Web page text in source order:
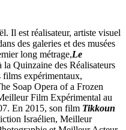
Il est réalisateur, artiste visuel
des galeries et des musées
long métrage,Le
la Quinzaine des Réalisateurs
films expérimentaux,
Soap Opera of a Frozen
Film Expérimental au
En 2015, son film Tikkoun
Israélien, Meilleur